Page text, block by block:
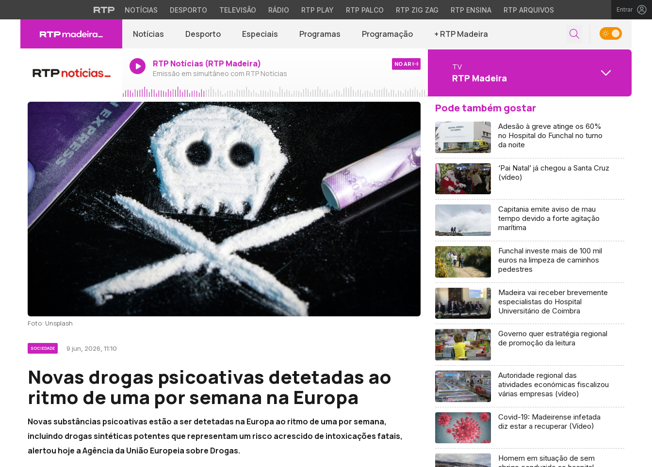
NOTÍCIAS DESPORTO TELEVISÃO RÁDIO RTP PLAY RTP PALCO RTP ZIG ZAG RTP ENSINA RTP ARQUIVOS Entrar
Notícias Desporto Especiais Programas Programação + RTP Madeira
RTP Notícias (RTP Madeira)
Emissão em simultâneo com RTP Notícias
NO AR TV
RTP Madeira
Foto: Unsplash
SOCIEDADE 9 jun, 2026, 11:10
Novas drogas psicoativas detetadas ao
ritmo de uma por semana na Europa
Novas substâncias psicoativas estão a ser detetadas na Europa ao ritmo de uma por semana,
incluindo drogas sintéticas potentes que representam um risco acrescido de intoxicações fatais,
alertou hoje a Agência da União Europeia sobre Drogas.
Pode também gostar
Adesão à greve atinge os 60%
no Hospital do Funchal no turno
da noite
‘Pai Natal’ já chegou a Santa Cruz
(vídeo)
Capitania emite aviso de mau
tempo devido a forte agitação
marítima
Funchal investe mais de 100 mil
euros na limpeza de caminhos
pedestres
Madeira vai receber brevemente
especialistas do Hospital
Universitário de Coimbra
Governo quer estratégia regional
de promoção da leitura
Autoridade regional das
atividades económicas fiscalizou
várias empresas (vídeo)
Covid-19: Madeirense infetada
diz estar a recuperar (Vídeo)
Homem em situação de sem